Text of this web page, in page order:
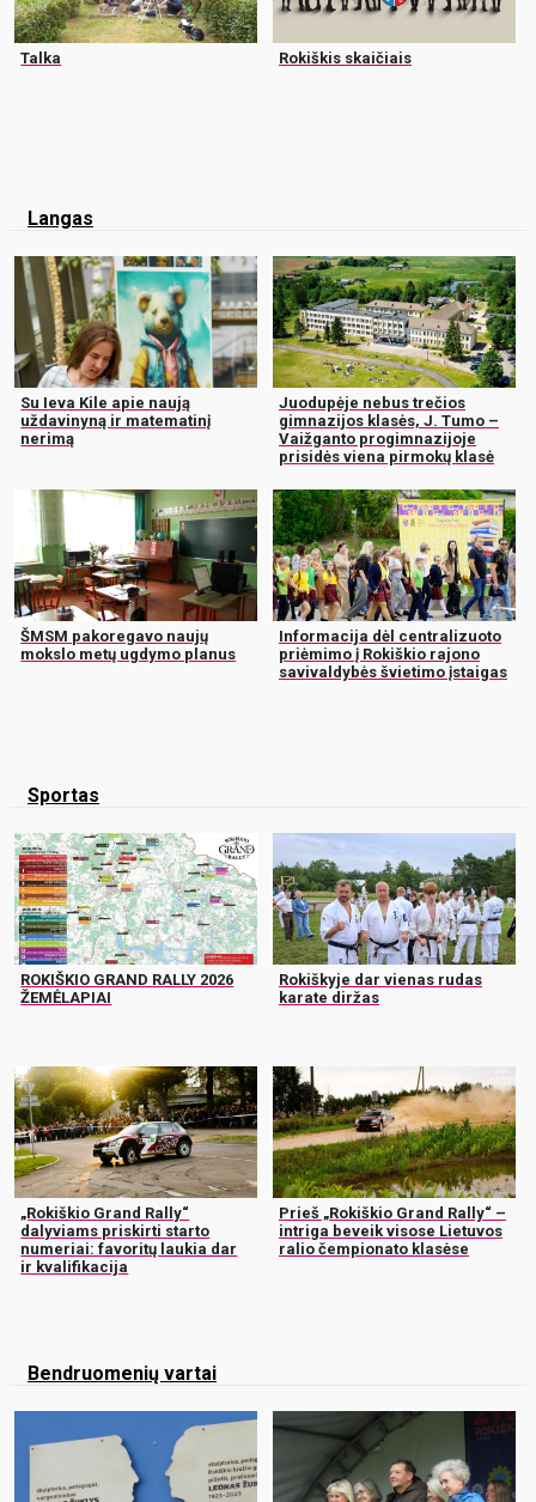
Talka Rokiškis skaičiais
Langas
Su Ieva Kile apie naują
uždavinyną ir matematinį
nerimą
Juodupėje nebus trečios
gimnazijos klasės, J. Tumo –
Vaižganto progimnazijoje
prisidės viena pirmokų klasė
ŠMSM pakoregavo naujų
mokslo metų ugdymo planus
Informacija dėl centralizuoto
priėmimo į Rokiškio rajono
savivaldybės švietimo įstaigas
Sportas
ROKIŠKIO GRAND RALLY 2026
ŽEMĖLAPIAI
Rokiškyje dar vienas rudas
karate diržas
„Rokiškio Grand Rally“
dalyviams priskirti starto
numeriai: favoritų laukia dar
ir kvalifikacija
Prieš „Rokiškio Grand Rally“ –
intriga beveik visose Lietuvos
ralio čempionato klasėse
Bendruomenių vartai